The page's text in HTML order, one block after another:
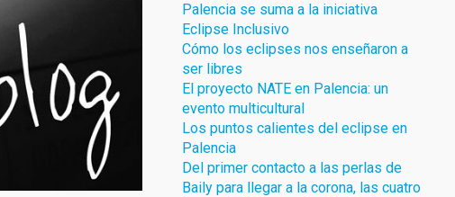
Palencia se suma a la iniciativa
Eclipse Inclusivo
Cómo los eclipses nos enseñaron a
ser libres
El proyecto NATE en Palencia: un
evento multicultural
Los puntos calientes del eclipse en
Palencia
Del primer contacto a las perlas de
Baily para llegar a la corona, las cuatro